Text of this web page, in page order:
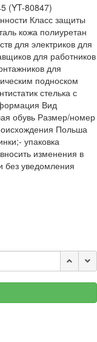
(YT-80847)
Класс защиты
кожа полиуретан
для электриков для
для работников
для
подноском
стелька с
Вид
обувь Размер/номер
Польша
упаковка
изменения в
без уведомления